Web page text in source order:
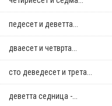
педесет и деветта...
дваесет и четврта...
сто деведесет и трета...
деветта седница -...